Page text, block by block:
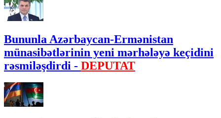
Bununla Azərbaycan-Ermənistan
münasibətlərinin yeni mərhələyə keçidini
rəsmiləşdirdi - DEPUTAT